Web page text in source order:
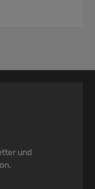
ipsum dolor
est Lorem ipsum
und